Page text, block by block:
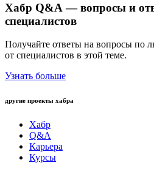
Хабр Q&A — вопросы и
специалистов
Получайте ответы на вопросы по
от специалистов в этой теме.
Узнать больше
другие проекты хабра
Хабр
Q&A
Карьера
Курсы